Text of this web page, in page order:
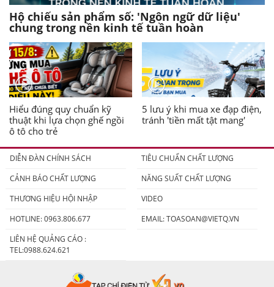
Hộ chiếu sản phẩm số: 'Ngôn ngữ dữ liệu'
chung trong nền kinh tế tuần hoàn
Hiểu đúng quy chuẩn kỹ
thuật khi lựa chọn ghế ngồi
ô tô cho trẻ
5 lưu ý khi mua xe đạp điện,
tránh 'tiền mất tật mang'
DIỄN ĐÀN CHÍNH SÁCH
TIÊU CHUẨN CHẤT LƯỢNG
CẢNH BÁO CHẤT LƯỢNG
NĂNG SUẤT CHẤT LƯỢNG
THƯƠNG HIỆU HỘI NHẬP
VIDEO
HOTLINE: 0963.806.677
EMAIL:TOASOAN@VIETQ.VN
LIÊN HỆ QUẢNG CÁO :
TEL:0988.624.621